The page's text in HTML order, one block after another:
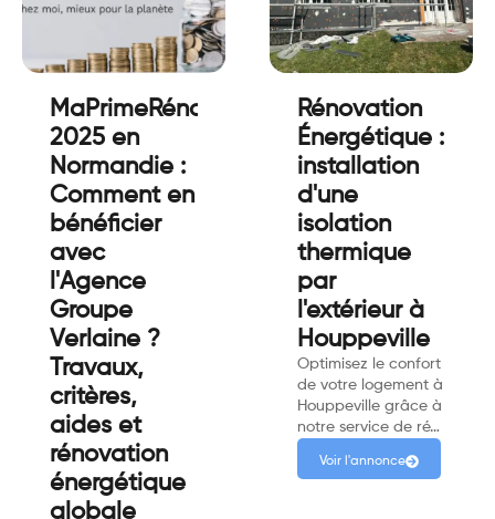
MaPrimeRénov’
2025 en
Normandie :
Comment en
bénéficier
avec
l'Agence
Groupe
Verlaine ?
Travaux,
critères,
aides et
rénovation
énergétique
globale
Rénovation
Énergétique :
installation
d'une
isolation
thermique
par
l'extérieur à
Houppeville
Optimisez le confort
de votre logement à
Houppeville grâce à
notre service de ré…
Voir l'annonce